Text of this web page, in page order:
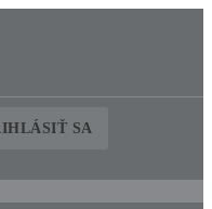
SA